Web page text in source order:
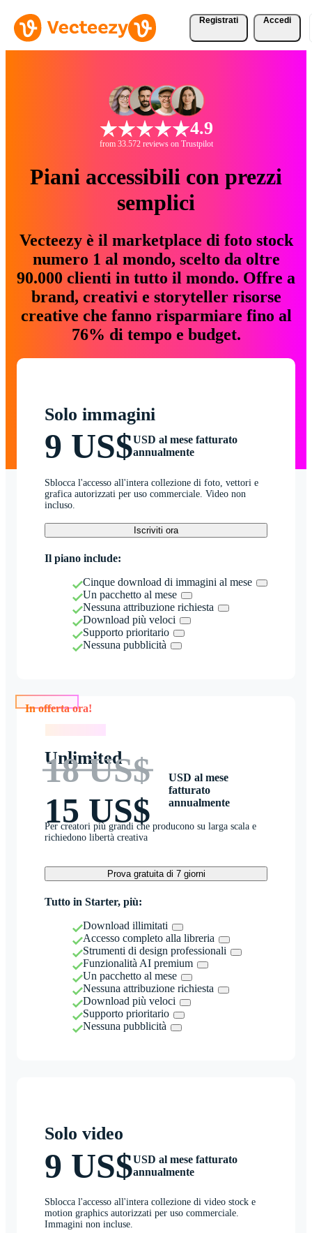
Registrati Accedi
4.9
from 33.572 reviews on Trustpilot
Piani accessibili con prezzi
semplici
Vecteezy è il marketplace di foto stock
numero 1 al mondo, scelto da oltre
90.000 clienti in tutto il mondo. Offre a
brand, creativi e storyteller risorse
creative che fanno risparmiare fino al
76% di tempo e budget.
Solo immagini
9 US$USD al mese fatturato
annualmente
Sblocca l'accesso all'intera collezione di foto, vettori e
grafica autorizzati per uso commerciale. Video non
incluso.
Iscriviti ora
Il piano include:
Cinque download di immagini al mese
Un pacchetto al mese
Nessuna attribuzione richiesta
Download più veloci
Supporto prioritario
Nessuna pubblicità
Unlimited
18 US$
15 US$
USD al mese
fatturato
annualmente
Per creatori più grandi che producono su larga scala e
richiedono libertà creativa
Prova gratuita di 7 giorni
Tutto in Starter, più:
Download illimitati
Accesso completo alla libreria
Strumenti di design professionali
Funzionalità AI premium
Un pacchetto al mese
Nessuna attribuzione richiesta
Download più veloci
Supporto prioritario
Nessuna pubblicità
Solo video
9 US$USD al mese fatturato
annualmente
Sblocca l'accesso all'intera collezione di video stock e
motion graphics autorizzati per uso commerciale.
Immagini non incluse.